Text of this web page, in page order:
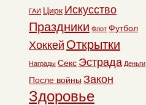
ГАИ Цирк Искусство
Праздники Флот Футбол
Хоккей Открытки
Награды Секс Эстрада Деньги
После войны Закон
Здоровье